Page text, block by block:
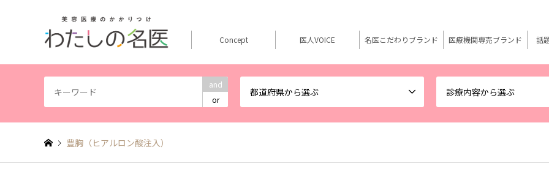
and
or
都道府県から選ぶ 診療内容から選ぶ
Concept 医人VOICE 名医こだわりブランド 医療機関専売ブランド 話
豊胸（ヒアルロン酸注入）